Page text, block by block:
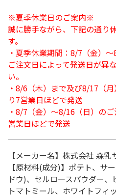
※夏季休業日のご案内※
誠に勝手ながら、下記の通り
す。
・夏季休業期間：8/7（金）～
ご注文日によって発送日が異
い。
・8/6（木）まで及び8/17（
り7営業日ほどで発送
・8/7（金）～8/16（日）の
営業日ほどで発送
【メーカー名】株式会社 森乳
【原材料(成分)】ポテト、サ
ドウ)、セルロースパウダー、
トマトミール、ホワイトフィ